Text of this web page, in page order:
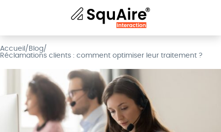
Accueil / Blog/
Réclamations clients : comment optimiser leur traitement ?